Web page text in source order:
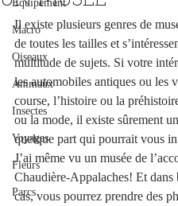
Équipement
Macro
Oiseaux
Animaux
Insectes
Voyages
Fleurs
Parcs
Il existe plusieurs genres de
de toutes les tailles et
multitude de sujets. Si votre
les automobiles antiques ou les
course, l’histoire ou la
ou la mode, il existe sûrement
quelque part qui pourrait vous
J’ai même vu un musée de
Chaudière-Appalaches! Et dans
cas, vous pourrez prendre des